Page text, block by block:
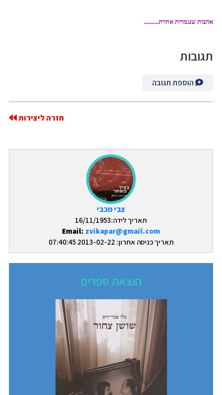
צבי מכבי
תאריך לידה:16/11/1953
Email: zvikapar@gmail.com
תאריך כניסה אחרון: 2013-02-22 07:40:45
הוצאת ספרים
אהבות שנגמרות אחרת..........
תגובות
הוספת תגובה
חזרה ליצירות